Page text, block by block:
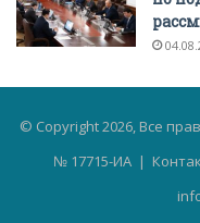
© Copyright 2026, Все
№ 17715-ИА |